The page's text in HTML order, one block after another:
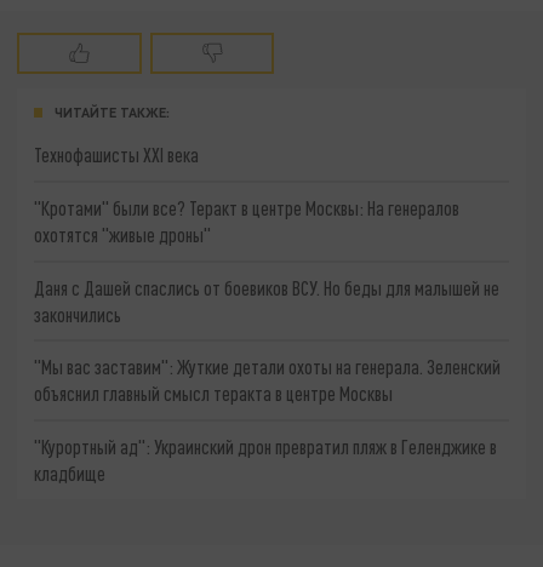
ЧИТАЙТЕ ТАКЖЕ:
Технофашисты XXI века
"Кротами" были все? Теракт в центре Москвы: На генералов
охотятся "живые дроны"
Даня с Дашей спаслись от боевиков ВСУ. Но беды для малышей не
закончились
"Мы вас заставим": Жуткие детали охоты на генерала. Зеленский
объяснил главный смысл теракта в центре Москвы
"Курортный ад": Украинский дрон превратил пляж в Геленджике в
кладбище